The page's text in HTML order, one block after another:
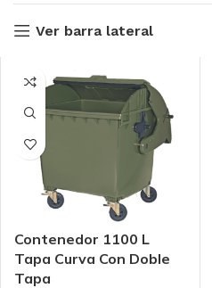
Ver barra lateral
Contenedor 1100 L
Tapa Curva Con Doble
Tapa